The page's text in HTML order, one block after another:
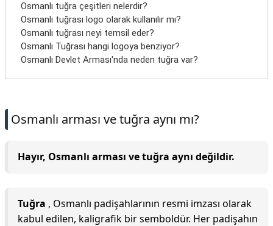
Osmanlı tuğra çeşitleri nelerdir?
Osmanlı tuğrası logo olarak kullanılır mı?
Osmanlı tuğrası neyi temsil eder?
Osmanlı Tuğrası hangi logoya benziyor?
Osmanlı Devlet Arması'nda neden tuğra var?
Osmanlı arması ve tuğra aynı mı?
Hayır, Osmanlı arması ve tuğra aynı değildir.
Tuğra , Osmanlı padişahlarının resmi imzası olarak
kabul edilen, kaligrafik bir semboldür. Her padişahın